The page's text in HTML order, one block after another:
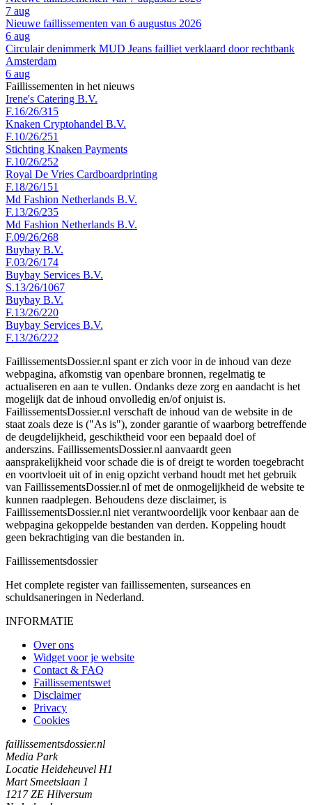
7 aug
Nieuwe faillissementen van 6 augustus 2026
6 aug
Circulair denimmerk MUD Jeans failliet verklaard door rechtbank
Amsterdam
6 aug
Faillissementen in het nieuws
Irene's Catering B.V.
F.16/26/315
Knaken Cryptohandel B.V.
F.10/26/251
Stichting Knaken Payments
F.10/26/252
Royal De Vries Cardboardprinting
F.18/26/151
Md Fashion Netherlands B.V.
F.13/26/235
Md Fashion Netherlands B.V.
F.09/26/268
Buybay B.V.
F.03/26/174
Buybay Services B.V.
S.13/26/1067
Buybay B.V.
F.13/26/220
Buybay Services B.V.
F.13/26/222
FaillissementsDossier.nl spant er zich voor in de inhoud van deze
webpagina, afkomstig van openbare bronnen, regelmatig te
actualiseren en aan te vullen. Ondanks deze zorg en aandacht is het
mogelijk dat de inhoud onvolledig en/of onjuist is.
FaillissementsDossier.nl verschaft de inhoud van de website in de
staat zoals deze is ("As is"), zonder garantie of waarborg betreffende
de deugdelijkheid, geschiktheid voor een bepaald doel of
anderszins. FaillissementsDossier.nl aanvaardt geen
aansprakelijkheid voor schade die is of dreigt te worden toegebracht
en voortvloeit uit of in enig opzicht verband houdt met het gebruik
van FaillissementsDossier.nl of met de onmogelijkheid de website te
kunnen raadplegen. Behoudens deze disclaimer, is
FaillissementsDossier.nl niet verantwoordelijk voor kenbaar aan de
webpagina gekoppelde bestanden van derden. Koppeling houdt
geen bekrachtiging van die bestanden in.
Faillissementsdossier
Het complete register van faillissementen, surseances en
schuldsaneringen in Nederland.
INFORMATIE
Over ons
Widget voor je website
Contact & FAQ
Faillissementswet
Disclaimer
Privacy
Cookies
faillissementsdossier.nl
Media Park
Locatie Heideheuvel H1
Mart Smeetslaan 1
1217 ZE Hilversum